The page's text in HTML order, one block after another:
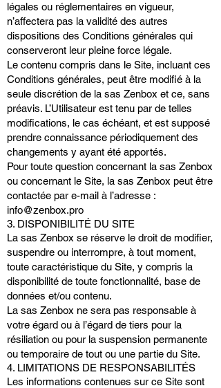
légales ou réglementaires en vigueur,
n’affectera pas la validité des autres
dispositions des Conditions générales qui
conserveront leur pleine force légale.
Le contenu compris dans le Site, incluant ces
Conditions générales, peut être modifié à la
seule discrétion de la sas Zenbox et ce, sans
préavis. L’Utilisateur est tenu par de telles
modifications, le cas échéant, et est supposé
prendre connaissance périodiquement des
changements y ayant été apportés.
Pour toute question concernant la sas Zenbox
ou concernant le Site, la sas Zenbox peut être
contactée par e-mail à l’adresse :
info@zenbox.pro
3. DISPONIBILITÉ DU SITE
La sas Zenbox se réserve le droit de modifier,
suspendre ou interrompre, à tout moment,
toute caractéristique du Site, y compris la
disponibilité de toute fonctionnalité, base de
données et/ou contenu.
La sas Zenbox ne sera pas responsable à
votre égard ou à l’égard de tiers pour la
résiliation ou pour la suspension permanente
ou temporaire de tout ou une partie du Site.
4. LIMITATIONS DE RESPONSABILITÉS
Les informations contenues sur ce Site sont